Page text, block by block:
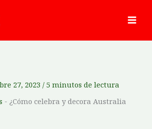
27, 2023 /5 minutos de lectura
- ¿Cómo celebra y decora Australia